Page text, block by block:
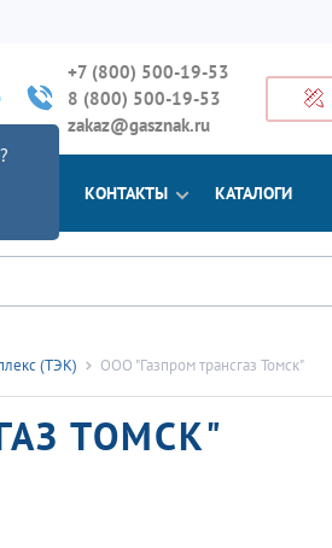
+7 (800) 500-19-53
8 (800) 500-19-53
zakaz@gasznak.ru
КОНТАКТЫ КАТАЛОГИ
(ТЭК) ООО "Газпром трансгаз Томск"
ТОМСК"